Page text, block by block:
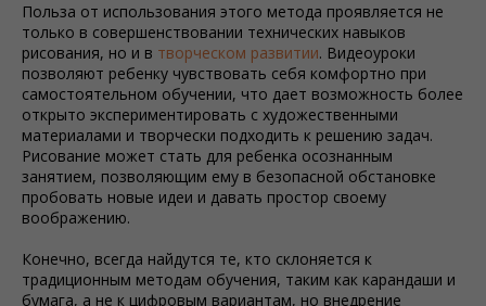
Польза от использования этого метода проявляется не
только в совершенствовании технических навыков
рисования, но и в творческом развитии. Видеоуроки
позволяют ребенку чувствовать себя комфортно при
самостоятельном обучении, что дает возможность более
открыто экспериментировать с художественными
материалами и творчески подходить к решению задач.
Рисование может стать для ребенка осознанным
занятием, позволяющим ему в безопасной обстановке
пробовать новые идеи и давать простор своему
воображению.
Конечно, всегда найдутся те, кто склоняется к
традиционным методам обучения, таким как карандаши и
бумага, а не к цифровым вариантам, но внедрение